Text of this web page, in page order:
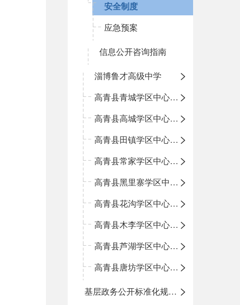
安全制度
应急预案
信息公开咨询指南
淄博鲁才高级中学
高青县青城学区中心小学
高青县高城学区中心小学
高青县田镇学区中心小学
高青县常家学区中心小学
高青县黑里寨学区中心小学
高青县花沟学区中心小学
高青县木李学区中心小学
高青县芦湖学区中心小学
高青县唐坊学区中心小学
基层政务公开标准化规范化